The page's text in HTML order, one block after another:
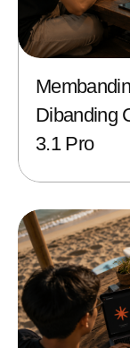
Dibanding
3.1 Pro